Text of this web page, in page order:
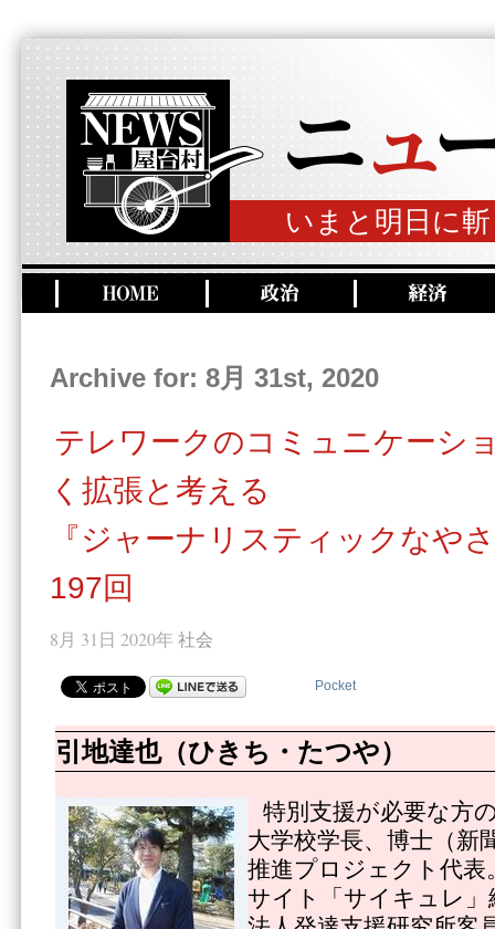
いまと明日に
Archive for: 8月 31st, 2020
テレワークのコミュニケーシ
く拡張と考える
『ジャーナリスティックなや
197回
8月 31日 2020年 社会
Pocket
引地達也（ひきち・たつや）
特別支援が必要な方
大学校学長、博士（新
推進プロジェクト代表
サイト「サイキュレ」